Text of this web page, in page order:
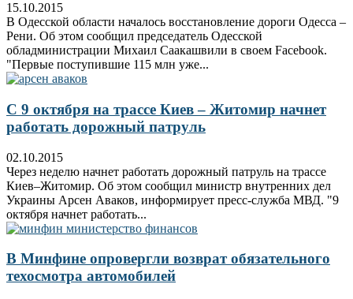
15.10.2015
В Одесской области началось восстановление дороги Одесса –
Рени. Об этом сообщил председатель Одесской
обладминистрации Михаил Саакашвили в своем Facebook.
"Первые поступившие 115 млн уже...
С 9 октября на трассе Киев – Житомир начнет
работать дорожный патруль
02.10.2015
Через неделю начнет работать дорожный патруль на трассе
Киев–Житомир. Об этом сообщил министр внутренних дел
Украины Арсен Аваков, информирует пресс-служба МВД. "9
октября начнет работать...
В Минфине опровергли возврат обязательного
техосмотра автомобилей